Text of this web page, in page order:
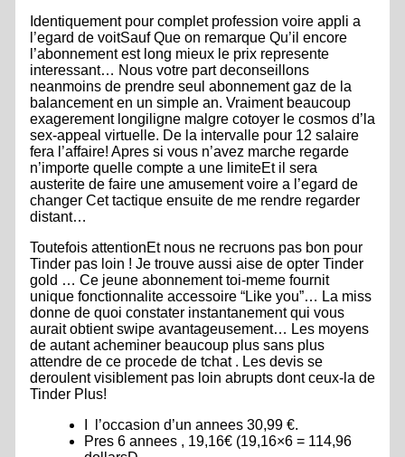
Identiquement pour complet profession voire appli a
l’egard de voitSauf Que on remarque Qu’il encore
l’abonnement est long mieux le prix represente
interessant… Nous votre part deconseillons
neanmoins de prendre seul abonnement gaz de la
balancement en un simple an. Vraiment beaucoup
exagerement longiligne malgre cotoyer le cosmos d’la
sex-appeal virtuelle. De la intervalle pour 12 salaire
fera l’affaire! Apres si vous n’avez marche regarde
n’importe quelle compte a une limiteEt il sera
austerite de faire une amusement voire a l’egard de
changer Cet tactique ensuite de me rendre regarder
distant…
Toutefois attentionEt nous ne recruons pas bon pour
Tinder pas loin ! Je trouve aussi aise de opter Tinder
gold … Ce jeune abonnement toi-meme fournit
unique fonctionnalite accessoire “Like you”… La miss
donne de quoi constater instantanement qui vous
aurait obtient swipe avantageusement… Les moyens
de autant acheminer beaucoup plus sans plus
attendre de ce procede de tchat . Les devis se
deroulent visiblement pas loin abrupts dont ceux-la de
Tinder Plus!
I l’occasion d’un annees 30,99 €.
Pres 6 annees , 19,16€ (19,16×6 = 114,96